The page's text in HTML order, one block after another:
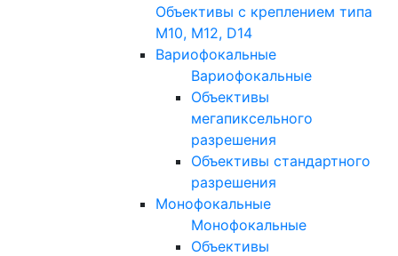
Объективы с креплением типа
M10, M12, D14
Вариофокальные
Вариофокальные
Объективы
мегапиксельного
разрешения
Объективы стандартного
разрешения
Монофокальные
Монофокальные
Объективы